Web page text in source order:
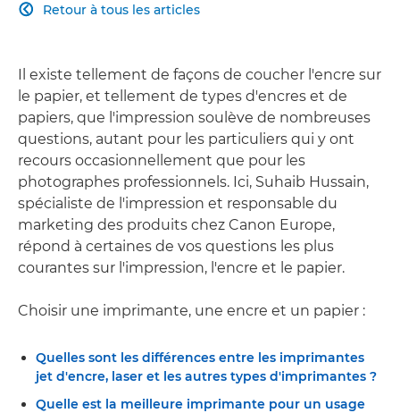
Retour à tous les articles

Il existe tellement de façons de coucher l'encre sur
le papier, et tellement de types d'encres et de
papiers, que l'impression soulève de nombreuses
questions, autant pour les particuliers qui y ont
recours occasionnellement que pour les
photographes professionnels. Ici, Suhaib Hussain,
spécialiste de l'impression et responsable du
marketing des produits chez Canon Europe,
répond à certaines de vos questions les plus
courantes sur l'impression, l'encre et le papier.
Choisir une imprimante, une encre et un papier :
Quelles sont les différences entre les imprimantes
jet d'encre, laser et les autres types d'imprimantes ?
Quelle est la meilleure imprimante pour un usage